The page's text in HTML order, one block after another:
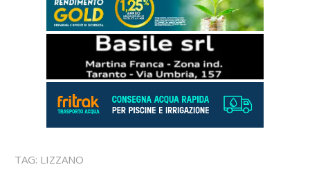
TAG: LIZZANO